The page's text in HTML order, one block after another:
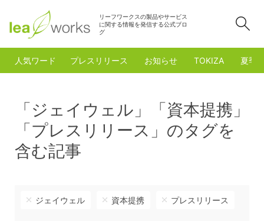
リーフワークスの製品やサービス
に関する情報を発信する公式ブロ
グ
人気ワード プレスリリース お知らせ TOKIZA 夏季
「ジェイウェル」「資本提携」
「プレスリリース」のタグを
含む記事
ジェイウェル 資本提携 プレスリリース